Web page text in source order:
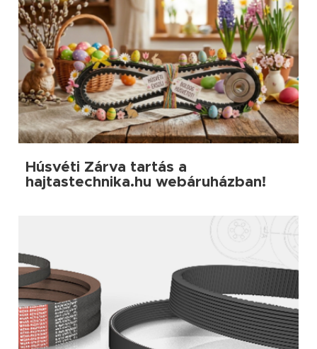
Húsvéti Zárva tartás a
hajtastechnika.hu webáruházban!